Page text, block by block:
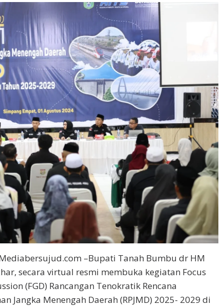
–Bupati Tanah Bumbu dr HM
secara virtual resmi membuka kegiatan Focus
(FGD) Rancangan Tenokratik Rencana
Jangka Menengah Daerah (RPJMD) 2025- 2029 di